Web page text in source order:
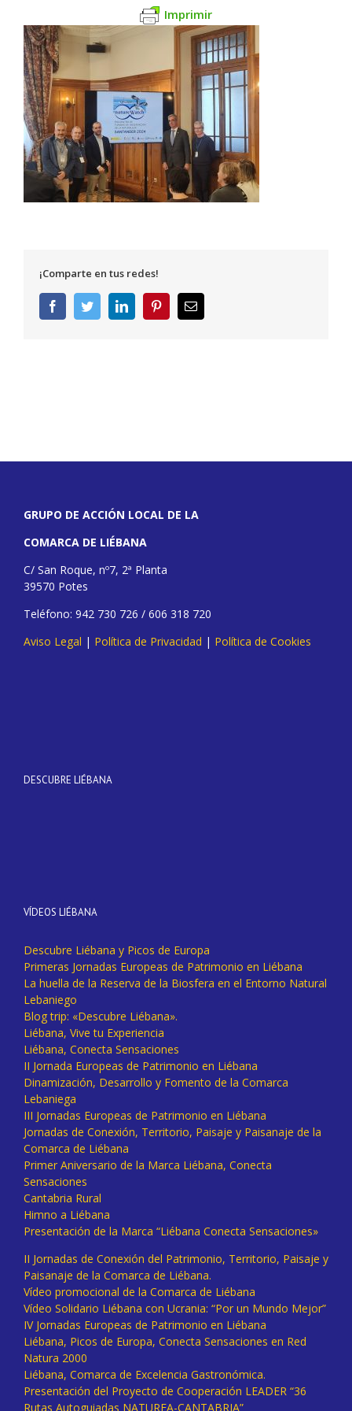
Imprimir
¡Comparte en tus redes!
FacebookTwitterLinkedInPinterestCorreo
electrónico
GRUPO DE ACCIÓN LOCAL DE LA
COMARCA DE LIÉBANA
C/ San Roque, nº7, 2ª Planta
39570 Potes
Teléfono: 942 730 726 / 606 318 720
Aviso Legal | Política de Privacidad | Política de Cookies
DESCUBRE LIÉBANA
VÍDEOS LIÉBANA
Descubre Liébana y Picos de Europa
Primeras Jornadas Europeas de Patrimonio en Liébana
La huella de la Reserva de la Biosfera en el Entorno Natural
Lebaniego
Blog trip: «Descubre Liébana».
Liébana, Vive tu Experiencia
Liébana, Conecta Sensaciones
II Jornada Europeas de Patrimonio en Liébana
Dinamización, Desarrollo y Fomento de la Comarca
Lebaniega
III Jornadas Europeas de Patrimonio en Liébana
Jornadas de Conexión, Territorio, Paisaje y Paisanaje de la
Comarca de Liébana
Primer Aniversario de la Marca Liébana, Conecta
Sensaciones
Cantabria Rural
Himno a Liébana
Presentación de la Marca “Liébana Conecta Sensaciones»
II Jornadas de Conexión del Patrimonio, Territorio, Paisaje y
Paisanaje de la Comarca de Liébana.
Vídeo promocional de la Comarca de Liébana
Vídeo Solidario Liébana con Ucrania: “Por un Mundo Mejor”
IV Jornadas Europeas de Patrimonio en Liébana
Liébana, Picos de Europa, Conecta Sensaciones en Red
Natura 2000
Liébana, Comarca de Excelencia Gastronómica.
Presentación del Proyecto de Cooperación LEADER “36
Rutas Autoguiadas NATUREA-CANTABRIA”